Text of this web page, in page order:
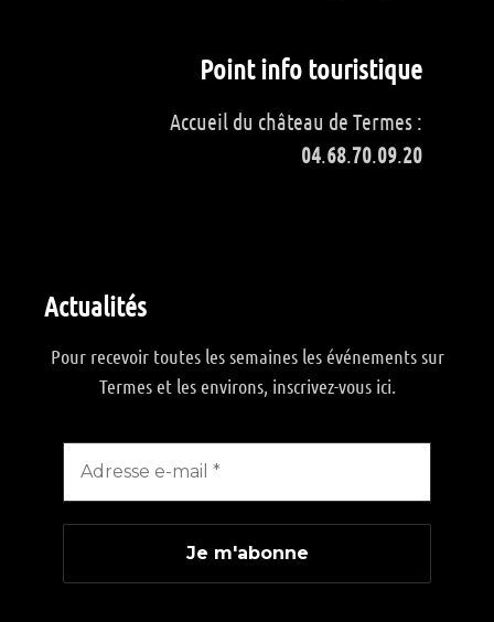
Point info touristique
Accueil du château de Termes :
04.68.70.09.20
Actualités
Pour recevoir toutes les semaines les événements sur
Termes et les environs, inscrivez-vous ici.